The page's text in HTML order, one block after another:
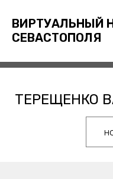
ВИРТУАЛЬНЫЙ
СЕВАСТОПОЛЯ
ТЕРЕЩЕНКО